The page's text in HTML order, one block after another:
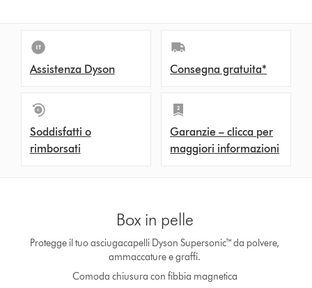
Assistenza Dyson Consegna gratuita*
Soddisfatti o
rimborsati
Garanzie – clicca per
maggiori informazioni
Box in pelle
Protegge il tuo asciugacapelli Dyson Supersonic™ da polvere,
ammaccature e graffi.
Comoda chiusura con fibbia magnetica